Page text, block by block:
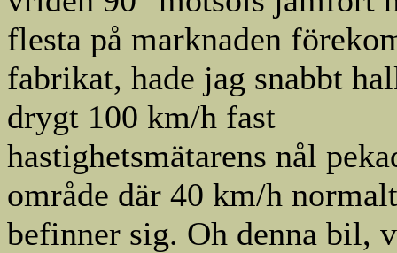
flesta på marknaden
fabrikat, hade jag snabbt
drygt 100 km/h fast
hastighetsmätarens nål
område där 40 km/h
befinner sig. Oh denna bil,